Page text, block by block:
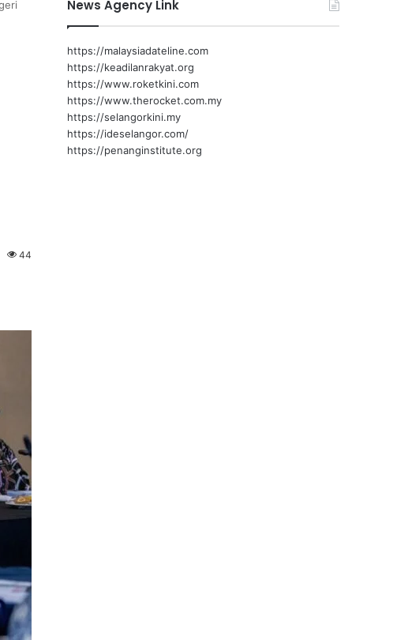
44
News Agency Link
https://malaysiadateline.com
https://keadilanrakyat.org
https://www.roketkini.com
https://www.therocket.com.my
https://selangorkini.my
https://ideselangor.com/
https://penanginstitute.org